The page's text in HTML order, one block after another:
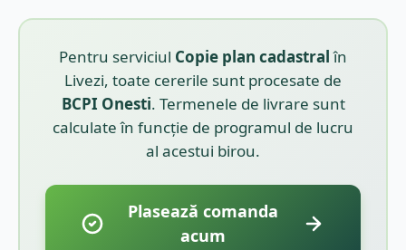
Pentru serviciul Copie plan cadastralîn
Livezi, toate cererile sunt procesate de
BCPI Onesti. Termenele de livrare sunt
calculate în funcție de programul de lucru
al acestui birou.
Plasează comanda
acum